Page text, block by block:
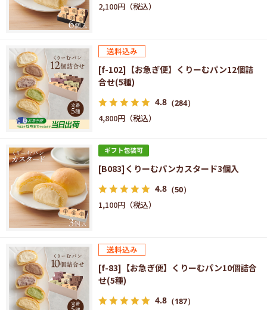
2,100円
[f-102]【お急ぎ便】くりーむパン12個詰
合せ(5種)
4.8 （284）
4,800円
[B083]くりーむパンカスタード3個入
4.8 （50）
1,100円
[f-83]【お急ぎ便】くりーむパン10個詰合
せ(5種)
4.8 （187）